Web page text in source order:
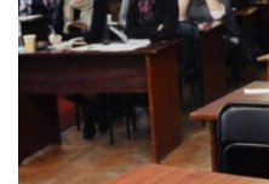
XIX
Спартакіада
29 Липня 2026
601 переглядів
Всі розділи
Персона